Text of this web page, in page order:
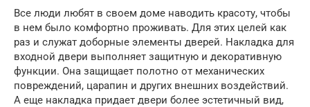
Все люди любят в своем доме наводить красоту, чтобы
в нем было комфортно проживать. Для этих целей как
раз и служат доборные элементы дверей. Накладка для
входной двери выполняет защитную и декоративную
функции. Она защищает полотно от механических
повреждений, царапин и других внешних воздействий.
А еще накладка придает двери более эстетичный вид,